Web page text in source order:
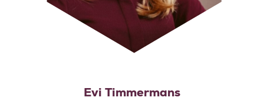
Evi Timmermans